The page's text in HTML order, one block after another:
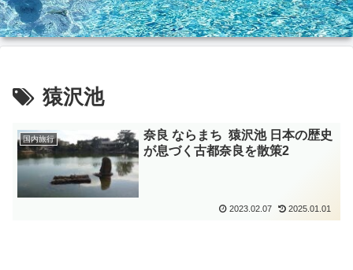
猿沢池
国内旅行
奈良 ならまち 猿沢池 日本の歴史
が息づく古都奈良を散策2
2023.02.07 2025.01.01